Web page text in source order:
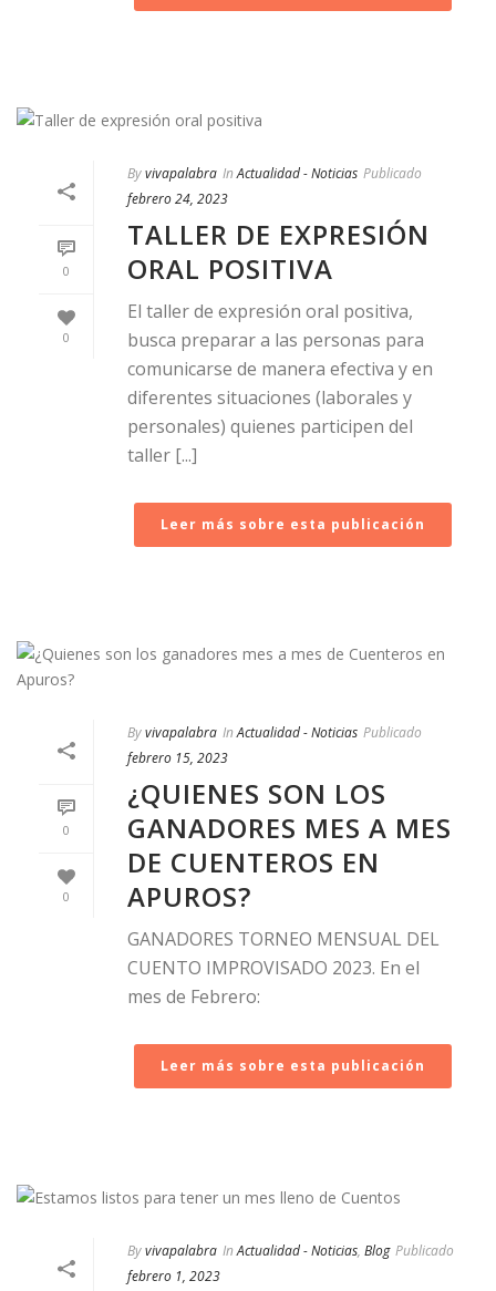
0
0
Byvivapalabra In Actualidad - Noticias Publicado
febrero 24, 2023
TALLER DE EXPRESIÓN
ORAL POSITIVA
El taller de expresión oral positiva,
busca preparar a las personas para
comunicarse de manera efectiva y en
diferentes situaciones (laborales y
personales) quienes participen del
taller [...]
Leer más sobre esta publicación
0
0
Byvivapalabra In Actualidad - Noticias Publicado
febrero 15, 2023
¿QUIENES SON LOS
GANADORES MES A MES
DE CUENTEROS EN
APUROS?
GANADORES TORNEO MENSUAL DEL
CUENTO IMPROVISADO 2023. En el
mes de Febrero:
Leer más sobre esta publicación
Byvivapalabra In Actualidad - Noticias, Blog Publicado
febrero 1, 2023